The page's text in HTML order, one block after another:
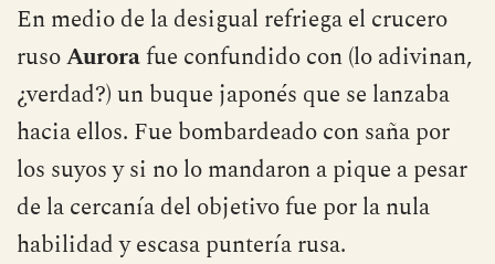
En medio de la desigual refriega el crucero
rusoAurorafue confundido con (lo adivinan,
¿verdad?) un buque japonés que se lanzaba
hacia ellos. Fue bombardeado con saña por
los suyos y si no lo mandaron a pique a pesar
de la cercanía del objetivo fue por la nula
habilidad y escasa puntería rusa.